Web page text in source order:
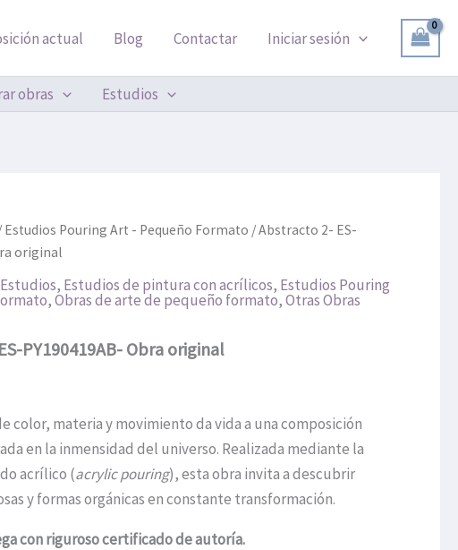
actual Blog Contactar Iniciar sesión
obras Estudios
Estudios Pouring Art - Pequeño Formato / Abstracto 2- ES-
original
Estudios, Estudios de pintura con acrílicos, Estudios Pouring
,Obras de arte de pequeño formato,Otras Obras
PY190419AB- Obra original
color, materia y movimiento da vida a una composición
en la inmensidad del universo. Realizada mediante la
acrílico (acrylic pouring), esta obra invita a descubrir
y formas orgánicas en constante transformación.
con riguroso certificado de autoría.
original